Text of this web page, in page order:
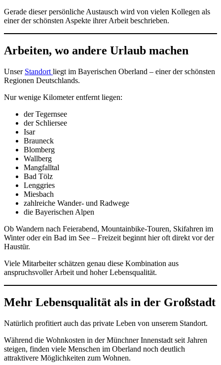
Gerade dieser persönliche Austausch wird von vielen Kollegen als
einer der schönsten Aspekte ihrer Arbeit beschrieben.
Arbeiten, wo andere Urlaub machen
Unser Standort liegt im Bayerischen Oberland – einer der schönsten
Regionen Deutschlands.
Nur wenige Kilometer entfernt liegen:
der Tegernsee
der Schliersee
Isar
Brauneck
Blomberg
Wallberg
Mangfalltal
Bad Tölz
Lenggries
Miesbach
zahlreiche Wander- und Radwege
die Bayerischen Alpen
Ob Wandern nach Feierabend, Mountainbike-Touren, Skifahren im
Winter oder ein Bad im See – Freizeit beginnt hier oft direkt vor der
Haustür.
Viele Mitarbeiter schätzen genau diese Kombination aus
anspruchsvoller Arbeit und hoher Lebensqualität.
Mehr Lebensqualität als in der Großstadt
Natürlich profitiert auch das private Leben von unserem Standort.
Während die Wohnkosten in der Münchner Innenstadt seit Jahren
steigen, finden viele Menschen im Oberland noch deutlich
attraktivere Möglichkeiten zum Wohnen.